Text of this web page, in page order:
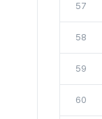
57
58
59
60